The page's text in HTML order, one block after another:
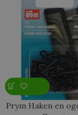
Prym Haken en